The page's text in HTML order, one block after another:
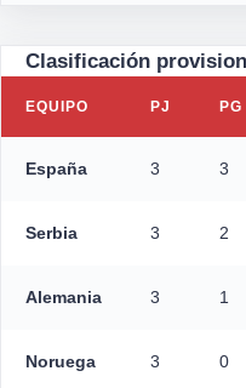
Clasificación
EQUIPO PJ PG
España 3 3
Serbia 3 2
Alemania 3 1
Noruega 3 0